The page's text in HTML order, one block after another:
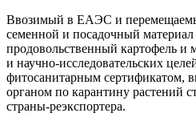
Ввозимый в ЕАЭС и
семенной и посадочный
продовольственный картофель и
и научно-исследовательских
фитосанитарным
органом по карантину растений
страны-реэкспортера.